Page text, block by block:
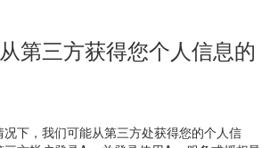
从第三方获得您个人信息的
下，我们可能从第三方处获得您的个人信